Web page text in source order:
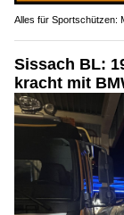
Alles für Sportschützen:
Sissach BL:
kracht mit